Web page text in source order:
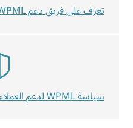
تعرف على فريق دعم WPML
سياسة WPML لدعم العملاء »